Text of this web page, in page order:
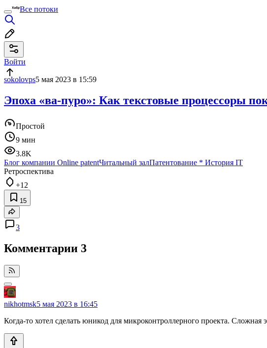
Все потоки
Войти
sokolovps5 мая 2023 в 15:59
Эпоха «ва-пуро»: Как текстовые процессоры
Простой
9 мин
3.8K
Блог компании Online patentЧитальный залПатентование * История IT
Ретроспектива
+12
15
3
Комментарии 3
nikhotmsk5 мая 2023 в 16:45
Когда-то хотел сделать юникод для микроконтроллерного проекта. Сложная